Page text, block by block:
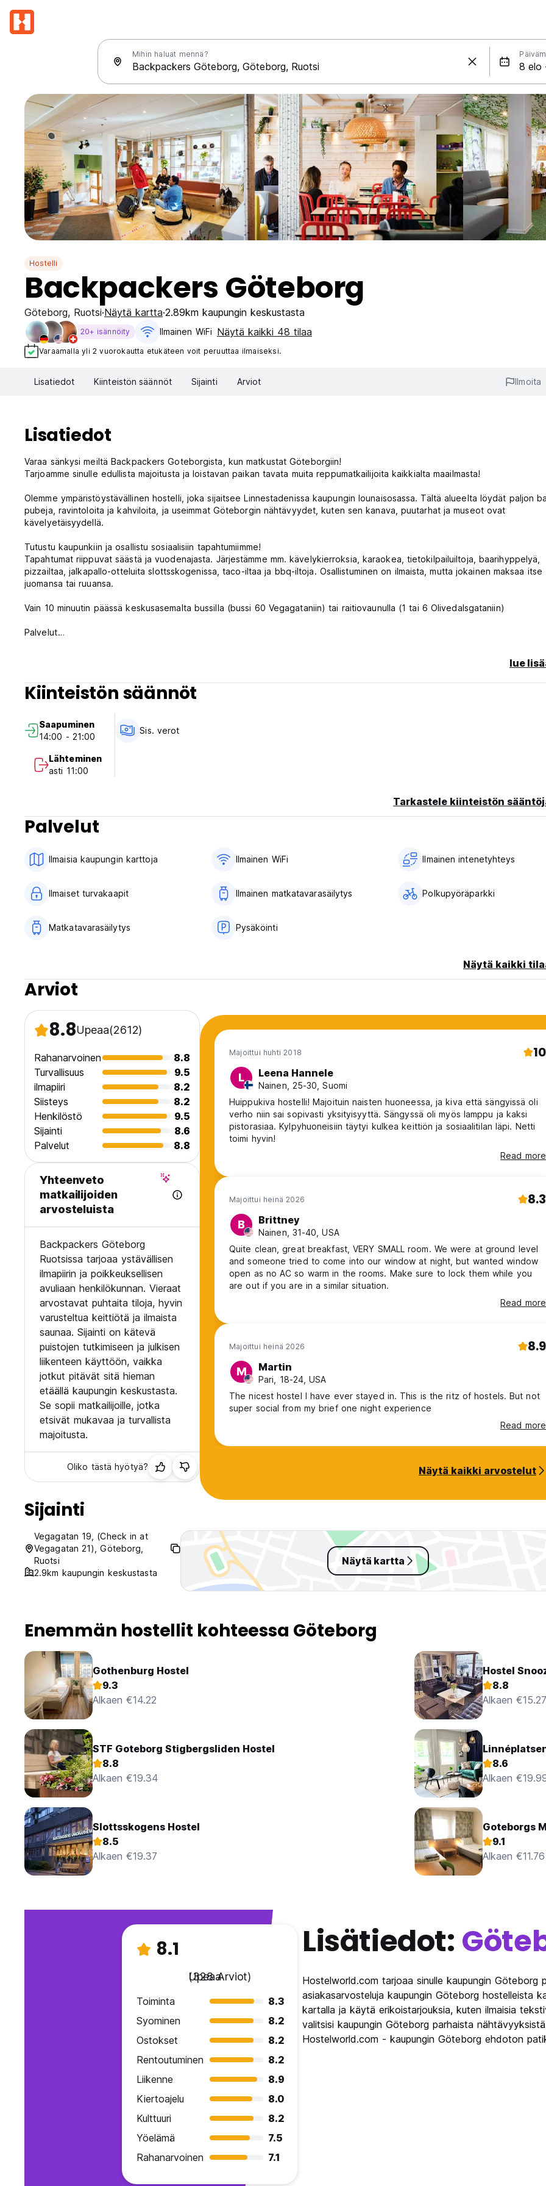
Mihin haluat mennä?
Hostelli
Backpackers Göteborg
Göteborg, Ruotsi Näytä kartta 2.89km kaupungin keskustasta
20+ isännöity Ilmainen WiFi Näytä kaikki 48 tilaa
Varaamalla yli 2 vuorokautta etukäteen voit peruuttaa ilmaiseksi.
Lisatiedot Kiinteistön säännöt Sijainti Arviot Ilmoita
Lisatiedot
Varaa sänkysi meiltä Backpackers Goteborgista, kun matkustat Göteborgiin!
Tarjoamme sinulle edullista majoitusta ja loistavan paikan tavata muita reppumatkailijoita kaikkialta maailmasta!
Olemme ympäristöystävällinen hostelli, joka sijaitsee Linnestadenissa kaupungin lounaisosassa. Tältä alueelta löydät paljon
pubeja, ravintoloita ja kahviloita, ja useimmat Göteborgin nähtävyydet, kuten sen kanava, puutarhat ja museot ovat
kävelyetäisyydellä.
Tutustu kaupunkiin ja osallistu sosiaalisiin tapahtumiimme!
Tapahtumat riippuvat säästä ja vuodenajasta. Järjestämme mm. kävelykierroksia, karaokea, tietokilpailuiltoja, baarihyppelyä,
pizzailtaa, jalkapallo-otteluita slottsskogenissa, taco-iltaa ja bbq-iltoja. Osallistuminen on ilmaista, mutta jokainen maksaa itse
juomansa tai ruuansa.
Vain 10 minuutin päässä keskusasemalta bussilla (bussi 60 Vegagataniin) tai raitiovaunulla (1 tai 6 Olivedalsgataniin)
Palvelut
Meillä on myös biljardipöytä vieraiden käytössä.
Voit myös käyttää saunaamme. Tarjoamme sen ilmaiseksi joka päivä klo 17-20.
Tarjoamme erilaisia ​​majoitustyyppejä:
Sukupuolikohtaisia ​​makuusaleja, joissa kussakin on 8 vuodetta
Huoneissamme on tv (paitsi asuntoloita) ja hiustenkuivaaja. Suurimmassa osassa huoneistamme on kerrossängyt ja kaikissa
huoneissa on kaapit, joten voit säilyttää laukut turvallisesti.
Keskusasema: 10 minuuttia raitiovaunulla tai bussilla
Liseberg: 10 minuuttia raitiovaunulla
Slottsskogen - 3 min kävelymatka
41311 G?teborg (Auto-translated from original language)
lue
Kiinteistön säännöt
Saapuminen
14:00 - 21:00
Lähteminen
asti 11:00
Sis. verot
Tarkastele kiinteistön
Palvelut
Ilmaisia ​​kaupungin karttoja Ilmainen WiFi Ilmainen intenetyhteys
Ilmaiset turvakaapit Ilmainen matkatavarasäilytys Polkupyöräparkki
Matkatavarasäilytys Pysäköinti
Näytä kaikki
Arviot
8.8Upeaa(2612)
Rahanarvoinen
8.8
Turvallisuus
9.5
ilmapiiri
8.2
Siisteys
8.2
Henkilöstö
9.5
Sijainti
8.6
Palvelut
8.8
Yhteenveto
matkailijoiden
arvosteluista
Backpackers Göteborg
Ruotsissa tarjoaa ystävällisen
ilmapiirin ja poikkeuksellisen
avuliaan henkilökunnan. Vieraat
arvostavat puhtaita tiloja, hyvin
varusteltua keittiötä ja ilmaista
saunaa. Sijainti on kätevä
puistojen tutkimiseen ja julkisen
liikenteen käyttöön, vaikka
jotkut pitävät sitä hieman
etäällä kaupungin keskustasta.
Se sopii matkailijoille, jotka
etsivät mukavaa ja turvallista
majoitusta.
Oliko tästä hyötyä?
Majoittui huhti 2018 10
L Leena Hannele
Nainen, 25-30, Suomi
Huippukiva hostelli! Majoituin naisten huoneessa, ja kiva että sängyissä oli
verho niin sai sopivasti yksityisyyttä. Sängyssä oli myös lamppu ja kaksi
pistorasiaa. Kylpyhuoneisiin täytyi kulkea keittiön ja sosiaalitilan läpi. Netti
toimi hyvin!
Read more
Majoittui heinä 2026 8.3
B Brittney
Nainen, 31-40, USA
Quite clean, great breakfast, VERY SMALL room. We were at ground level
and someone tried to come into our window at night, but wanted window
open as no AC so warm in the rooms. Make sure to lock them while you
are out if you are in a similar situation.
Read more
Majoittui heinä 2026 8.9
M Martin
Pari, 18-24, USA
The nicest hostel I have ever stayed in. This is the ritz of hostels. But not
super social from my brief one night experience
Read more
Näytä kaikki arvostelut
Sijainti
Vegagatan 19, (Check in at
Vegagatan 21), Göteborg,
Ruotsi
2.9km kaupungin keskustasta
Näytä kartta
Enemmän hostellit kohteessa Göteborg
Gothenburg Hostel
9.3
Alkaen €14.22
Hostel
8.8
Alkaen €15.27
STF Goteborg Stigbergsliden Hostel
8.8
Alkaen €19.34
8.6
Alkaen
Slottsskogens Hostel
8.5
Alkaen €19.37
Goteborgs
9.1
Alkaen €11.76
8.1
Upeaa
(328 Arviot)
Toiminta
8.3
Syominen
8.2
Ostokset
8.2
Rentoutuminen
8.2
Liikenne
8.9
Kiertoajelu
8.0
Kulttuuri
8.2
Yöelämä
7.5
Rahanarvoinen
7.1
Lisätiedot:
Hostelworld.com tarjoaa sinulle kaupungin Göteborg
asiakasarvosteluja kaupungin Göteborg hostelleista
kartalla ja käytä erikoistarjouksia, kuten ilmaisia
valitsisi kaupungin Göteborg parhaista
Hostelworld.com - kaupungin Göteborg ehdoton